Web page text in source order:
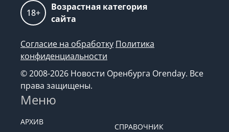
18+
Возрастная категория
сайта
Согласие на обработку Политика
конфиденциальности
© 2008-2026 Новости Оренбурга Orenday. Все
права защищены.
Меню
АРХИВ
СПРАВОЧНИК